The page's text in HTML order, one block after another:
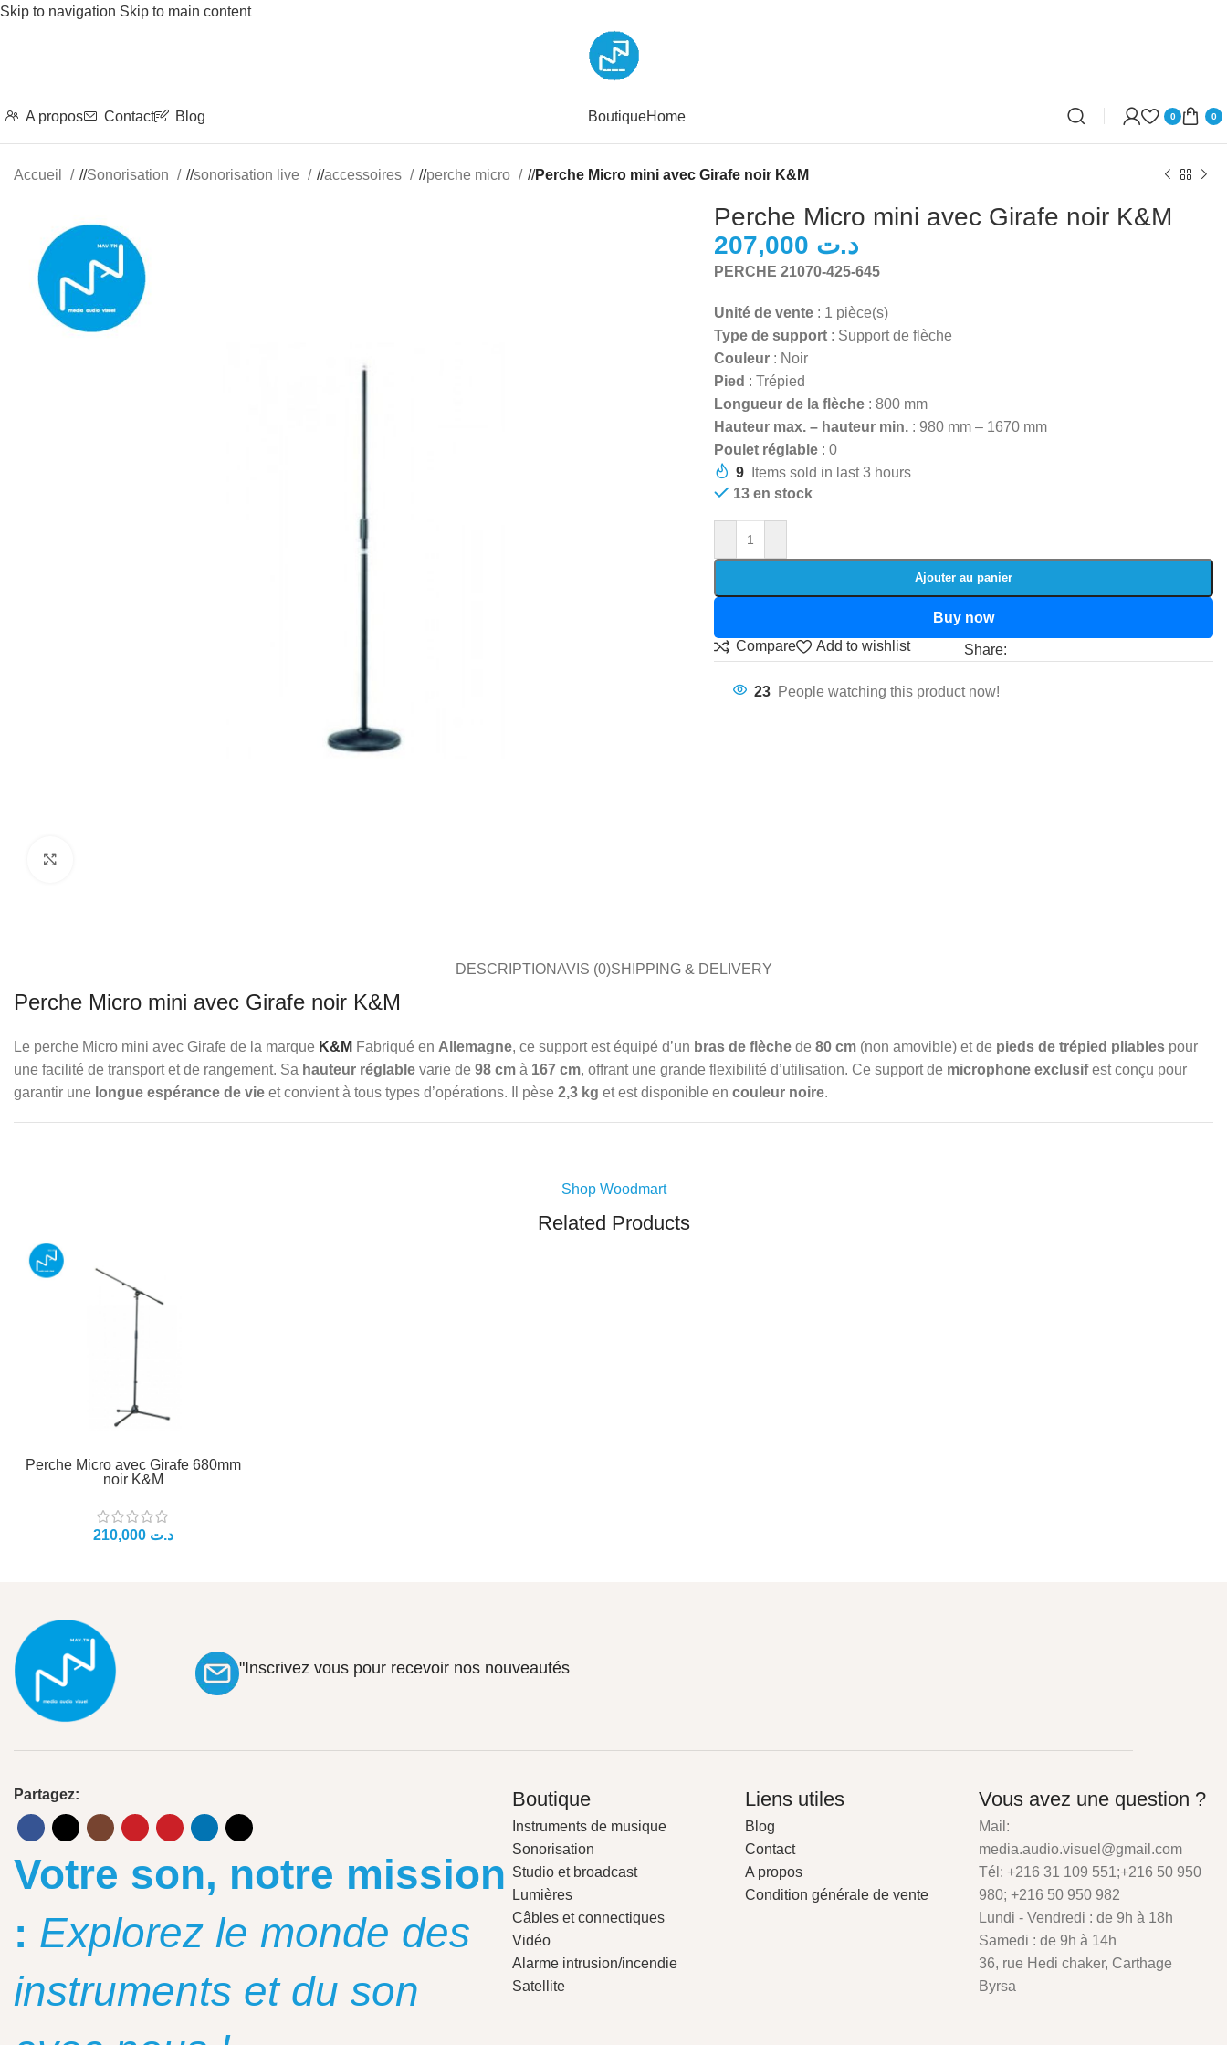
Skip to navigation Skip to main content
A propos Contact Blog BoutiqueHome 0 0
Accueil / Sonorisation / sonorisation live / accessoires / perche micro / Perche Micro mini avec Girafe noir K&M
Perche Micro mini avec Girafe noir K&M
د.ت
PERCHE 21070-425-645
Unité de vente : 1 pièce(s)
Type de support : Support de flèche
Couleur : Noir
Pied : Trépied
Longueur de la flèche : 800 mm
Hauteur max. – hauteur min. : 980 mm – 1670 mm
Poulet réglable : 0
9
Items sold in last 3 hours
13 en stock
Ajouter au panier
Buy now
Compare
Add to wishlist Share:
23 People watching this product now!
DESCRIPTIONAVIS (0)SHIPPING & DELIVERY
Perche Micro mini avec Girafe noir K&M
Le perche Micro mini avec Girafe de la marque K&M Fabriqué en Allemagne, ce support est équipé d’un bras de flèche de 80 cm (non amovible) et de pieds de trépied pliables pour
une facilité de transport et de rangement. Sa hauteur réglable varie de 98 cm à 167 cm, offrant une grande flexibilité d’utilisation. Ce support de microphone exclusifest conçu pour
garantir une longue espérance de vie et convient à tous types d’opérations. Il pèse 2,3 kg et est disponible en couleur noire.
Shop Woodmart
Related Products
Perche Micro avec Girafe 680mm
noir K&M
د.ت
"Inscrivez vous pour recevoir nos nouveautés
Partagez:
Votre son, notre mission
: Explorez le monde des
instruments et du son
Boutique
Instruments de musique
Sonorisation
Studio et broadcast
Lumières
Câbles et connectiques
Vidéo
Alarme intrusion/incendie
Satellite
Liens utiles
Blog
Contact
A propos
Condition générale de vente
Vous avez une question ?
Mail:
media.audio.visuel@gmail.com
Tél: +216 31 109 551;+216 50 950
980; +216 50 950 982
Lundi - Vendredi : de 9h à 18h
Samedi : de 9h à 14h
36, rue Hedi chaker, Carthage
Byrsa